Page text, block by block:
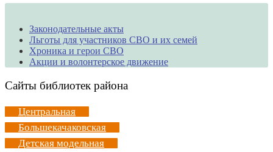
Законодательные акты
Льготы для участников СВО и их семей
Хроника и герои СВО
Акции и волонтерское движение
Сайты библиотек района
Центральная
Большекачаковская
Детская модельная